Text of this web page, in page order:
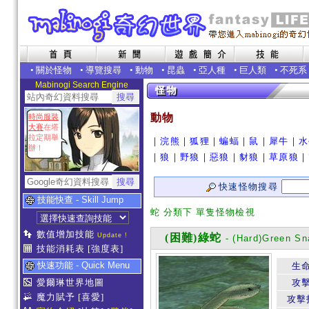
• 關於怪物 • 導覽搜尋 • 動物 • 昆蟲 • 亞人種 • 巨人類 • 不死系
Mabinogi Search Engine
時尚服裝
大賽在塔
拉定期舉
辦！
技能快查 - Skill Jump
數值增加技能 Update !
技能消耗表 [強度表]
快速功能 - Quick Menu
愛爾琳世界地圖
魔力賦予 [喜愛]
動物
｜浣熊 ｜狐狸 ｜蝙蝠 ｜ 鼠 ｜ 犀牛 ｜
｜狼 ｜野狼 ｜惡狼 ｜豺狼 ｜草原狼 ｜
快速怪物搜尋
蛇 分類下 單隻怪物檢視
(困難)綠蛇 - (Hard)Green
生
攻
攻擊